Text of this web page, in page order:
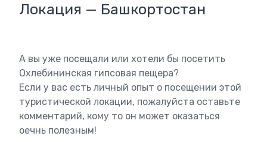
Локация — Башкортостан
А вы уже посещали или хотели бы посетить
Охлебининская гипсовая пещера?
Если у вас есть личный опыт о посещении этой
туристической локации, пожалуйста оставьте
комментарий, кому то он может оказаться
оечнь полезным!